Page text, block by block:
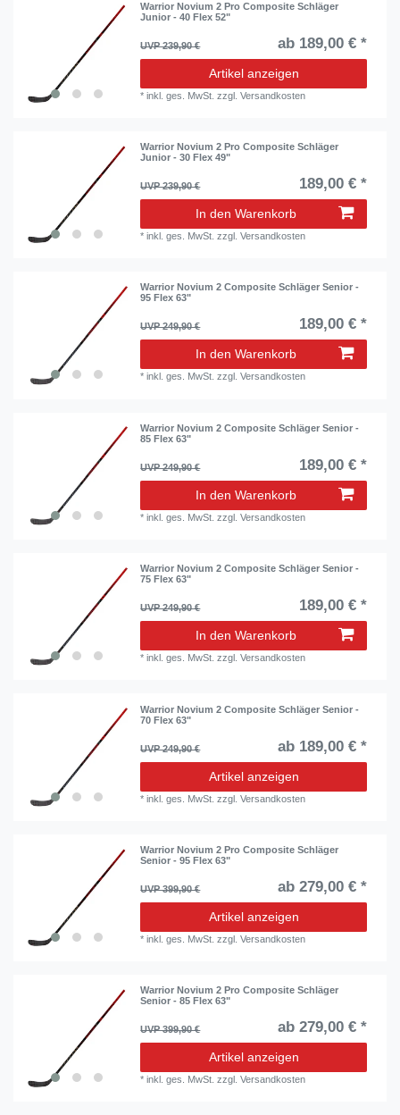
Warrior Novium 2 Pro Composite Schläger
Junior - 40 Flex 52"
UVP 239,90 € ab 189,00 € *
Artikel anzeigen
*inkl. ges. MwSt. zzgl.Versandkosten
Warrior Novium 2 Pro Composite Schläger
Junior - 30 Flex 49"
UVP 239,90 € 189,00 € *
In den Warenkorb
*inkl. ges. MwSt. zzgl.Versandkosten
Warrior Novium 2 Composite Schläger Senior -
95 Flex 63"
UVP 249,90 € 189,00 € *
In den Warenkorb
*inkl. ges. MwSt. zzgl.Versandkosten
Warrior Novium 2 Composite Schläger Senior -
85 Flex 63"
UVP 249,90 € 189,00 € *
In den Warenkorb
*inkl. ges. MwSt. zzgl.Versandkosten
Warrior Novium 2 Composite Schläger Senior -
75 Flex 63"
UVP 249,90 € 189,00 € *
In den Warenkorb
*inkl. ges. MwSt. zzgl.Versandkosten
Warrior Novium 2 Composite Schläger Senior -
70 Flex 63"
UVP 249,90 € ab 189,00 € *
Artikel anzeigen
*inkl. ges. MwSt. zzgl.Versandkosten
Warrior Novium 2 Pro Composite Schläger
Senior - 95 Flex 63"
UVP 399,90 € ab 279,00 € *
Artikel anzeigen
*inkl. ges. MwSt. zzgl.Versandkosten
Warrior Novium 2 Pro Composite Schläger
Senior - 85 Flex 63"
UVP 399,90 € ab 279,00 € *
Artikel anzeigen
*inkl. ges. MwSt. zzgl.Versandkosten